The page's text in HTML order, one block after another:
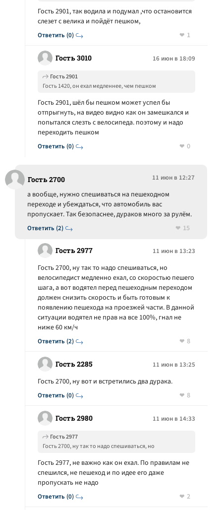
Ответить (0)
Гость 2901, так водила и подумал ,что остановится
слезет с велика и пойдёт пешком,
1
Гость 3010 16 июн в 18:09
Ответить (0)
Гость 2901
Гость 1420, он ехал медленнее, чем пешком
Гость 2901, шёл бы пешком может успел бы
отпрыгнуть, на видео видно как он замешкался и
попытался слезть с велосипеда. поэтому и надо
переходить пешком
0
Гость 2700 11 июн в 12:27
Ответить (2)
а вообще, нужно спешиваться на пешеходном
переходе и убеждаться, что автомобиль вас
пропускает. Так безопаснее, дураков много за рулём.
15
Гость 2977 11 июн в 13:23
Ответить (2)
Гость 2700, ну так то надо спешиваться, но
велосипедист медленно ехал, со скоростью пешего
шага, а вот водятел перед пешеходным переходом
должен снизить скорость и быть готовым к
появлению пешехода на проезжей части. В данной
ситуации водятел не прав на все 100%, гнал не
ниже 60 км/ч
8
Гость 2285 11 июн в 13:25
Ответить (0)
Гость 2700, ну вот и встретились два дурака.
8
Гость 2980 11 июн в 14:33
Ответить (0)
Гость 2977
Гость 2700, ну так то надо спешиваться, но
шага, а вот водятел перед пешеходным переходом
должен снизить скорость и быть готовым к появлению
пешехода на проезжей части. В данной ситуации
Гость 2977, не важно как он ехал. По правилам не
спешился, не пешеход и по идее его даже
пропускать не надо
2